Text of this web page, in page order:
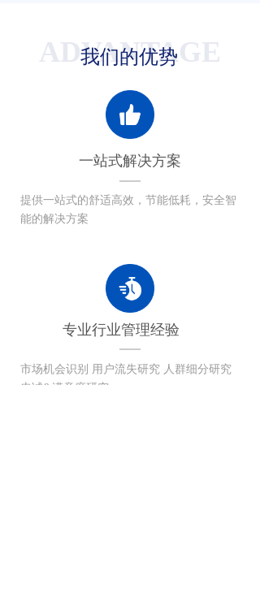
ADVANTAGE
我们的优势
一站式解决方案
提供一站式的舒适高效，节能低耗，安全智
能的解决方案
市场机会识别 用户流失研究 人群细分研究
忠诚&满意度研究
专业行业管理经验